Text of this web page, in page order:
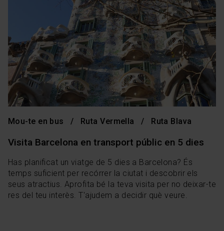
Mou-te en bus Ruta Vermella Ruta Blava
Visita Barcelona en transport públic en 5 dies
Has planificat un viatge de 5 dies a Barcelona? És
temps suficient per recórrer la ciutat i descobrir els
seus atractius. Aprofita bé la teva visita per no deixar-te
res del teu interès. T'ajudem a decidir què veure.